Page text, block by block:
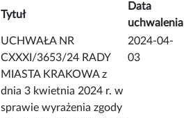
Tytuł
Data
uchwalenia
UCHWAŁA NR
CXXXI/3653/24 RADY
MIASTA KRAKOWA z
dnia 3 kwietnia 2024 r. w
sprawie wyrażenia zgody
2024-04-
03